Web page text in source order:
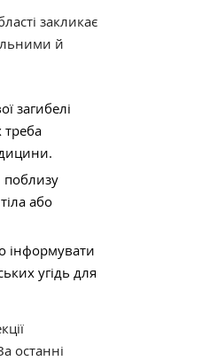
закликає
й
загибелі
треба
поблизу
або
інформувати
угідь для
останні